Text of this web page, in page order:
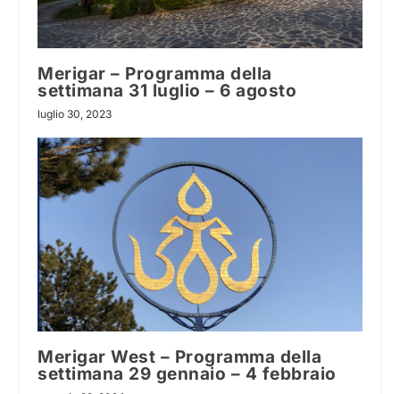
Merigar – Programma della
settimana 31 luglio – 6 agosto
luglio 30, 2023
Merigar West – Programma della
settimana 29 gennaio – 4 febbraio